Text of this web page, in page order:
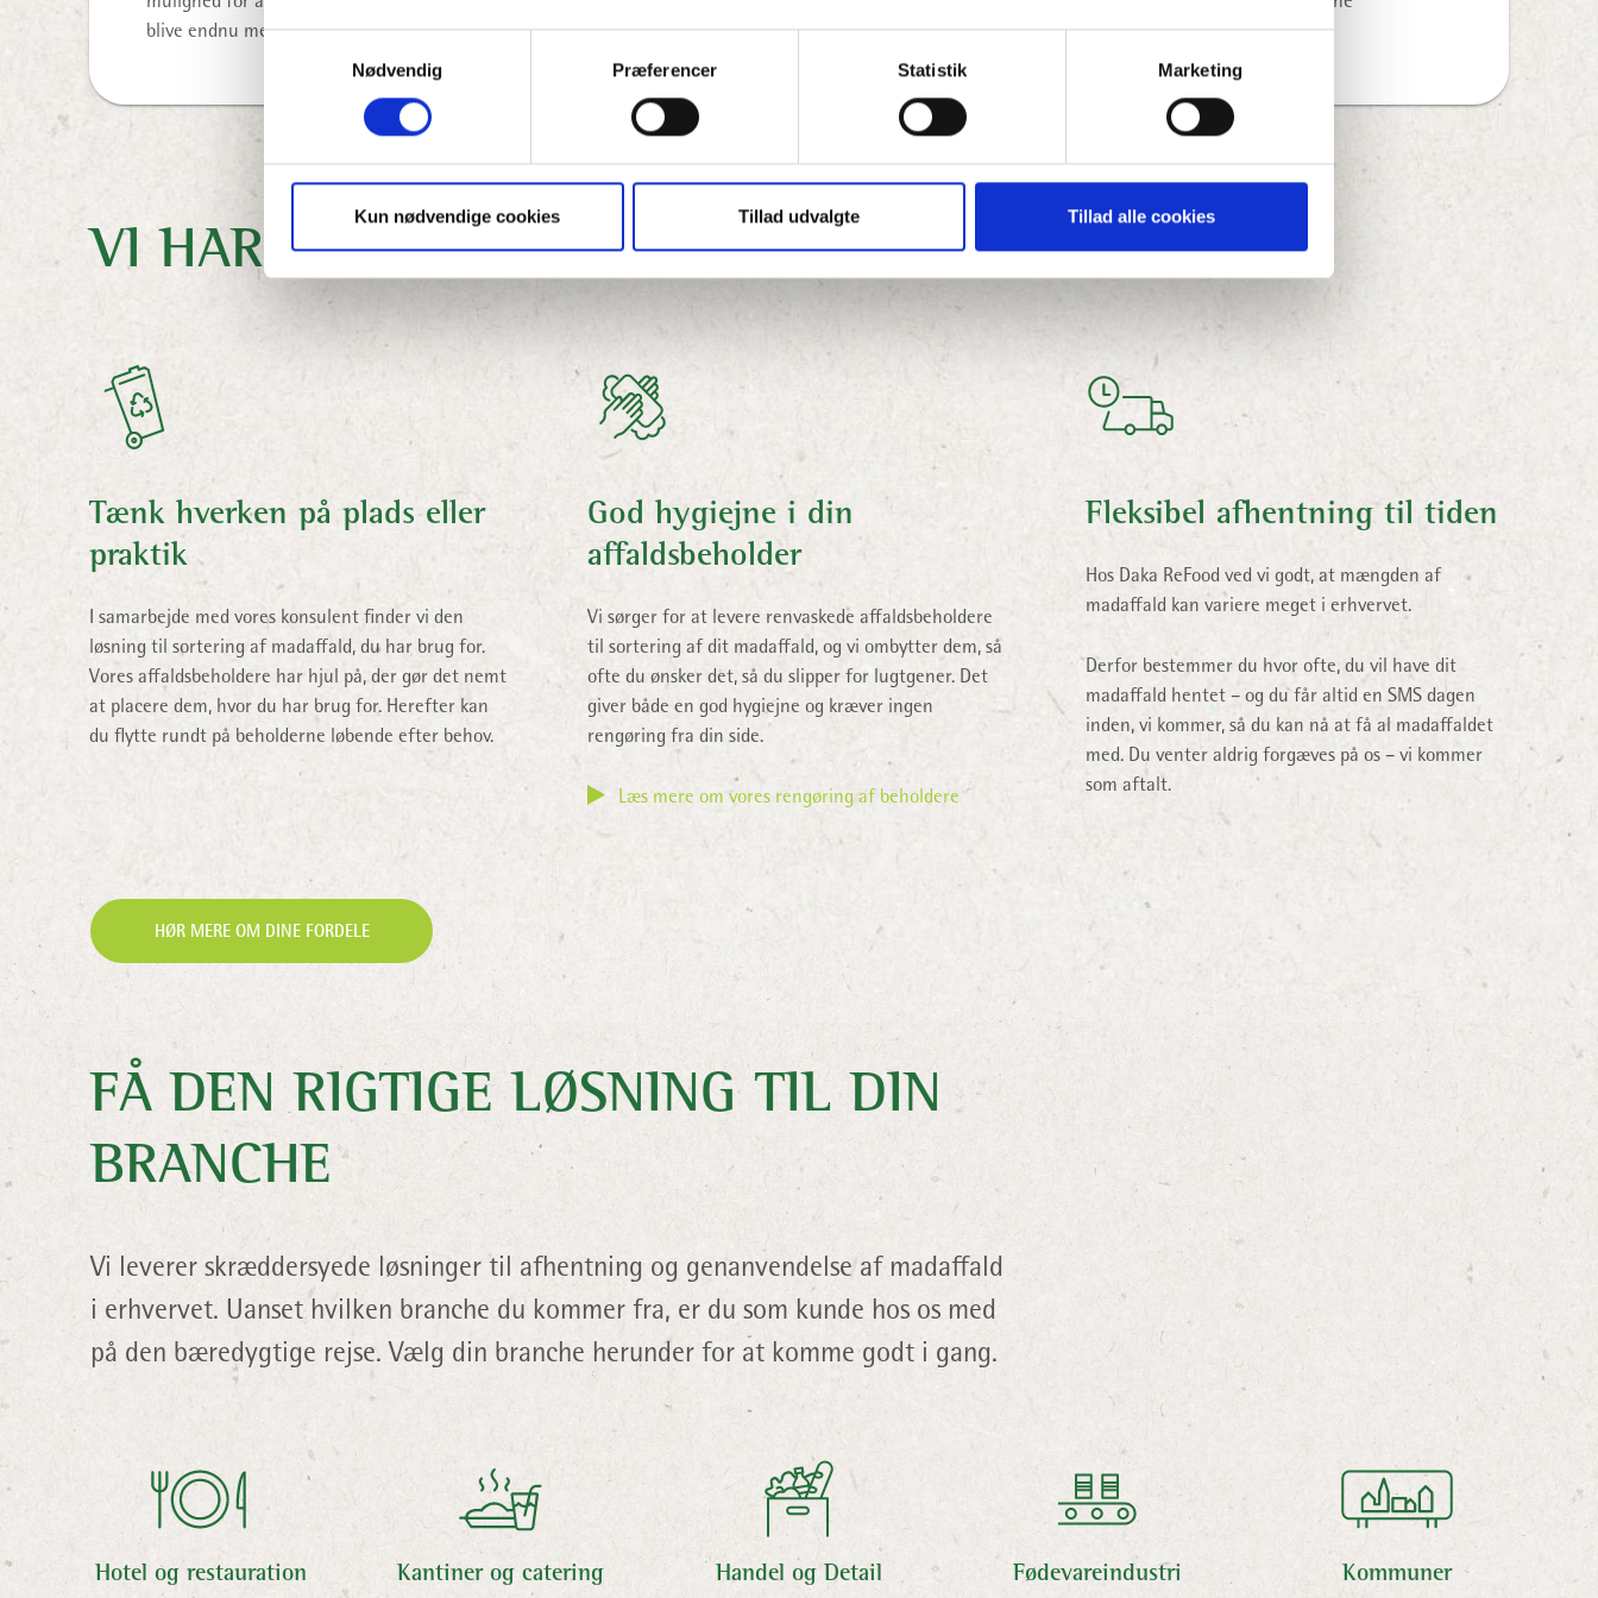
Samtykkevalg
Nødvendig
Præferencer Statistik Marketing
Kun nødvendige cookies Tillad udvalgte Tillad alle cookies
blive endnu mere bæredygtig i din affaldshåndtering.
bæredygtighedsmål og dokumentere fremskridt.
VI HAR TÆNKT PÅ DET HELE
Tænk hverken på plads eller
praktik
I samarbejde med vores konsulent finder vi den
løsning til sortering af madaffald, du har brug for.
Vores affaldsbeholdere har hjul på, der gør det nemt
at placere dem, hvor du har brug for. Herefter kan
du flytte rundt på beholderne løbende efter behov.
God hygiejne i din
affaldsbeholder
Vi sørger for at levere renvaskede affaldsbeholdere
til sortering af dit madaffald, og vi ombytter dem, så
ofte du ønsker det, så du slipper for lugtgener. Det
giver både en god hygiejne og kræver ingen
rengøring fra din side.
Læs mere om vores rengøring af beholdere
Fleksibel afhentning til tiden
Hos Daka ReFood ved vi godt, at mængden af
madaffald kan variere meget i erhvervet.
Derfor bestemmer du hvor ofte, du vil have dit
madaffald hentet – og du får altid en SMS dagen
inden, vi kommer, så du kan nå at få al madaffaldet
med. Du venter aldrig forgæves på os – vi kommer
som aftalt.
HØR MERE OM DINE FORDELE
FÅ DEN RIGTIGE LØSNING TIL DIN
BRANCHE
Vi leverer skræddersyede løsninger til afhentning og genanvendelse af madaffald
i erhvervet. Uanset hvilken branche du kommer fra, er du som kunde hos os med
på den bæredygtige rejse. Vælg din branche herunder for at komme godt i gang.
Hotel og restauration Kantiner og catering Handel og Detail Fødevareindustri Kommuner